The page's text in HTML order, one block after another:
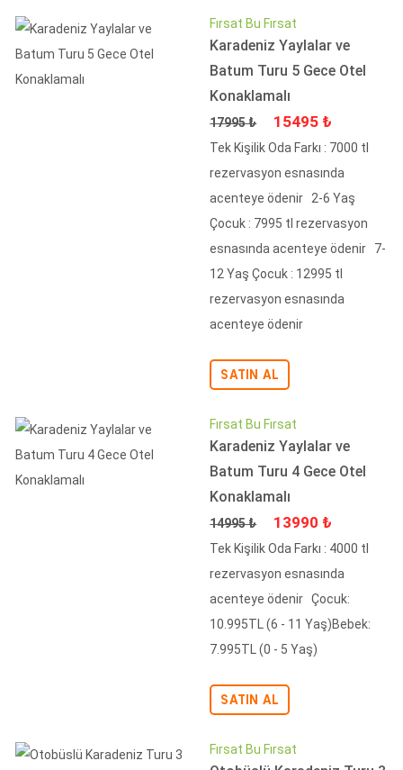
Fırsat Bu Fırsat
Karadeniz Yaylalar ve
Batum Turu 5 Gece Otel
Konaklamalı
Fiyat
17995 ₺ İndirimli Fiyat
15495 ₺
Tek Kişilik Oda Farkı : 7000 tl
rezervasyon esnasında
acenteye ödenir 2-6 Yaş
Çocuk : 7995 tl rezervasyon
esnasında acenteye ödenir 7-
12 Yaş Çocuk : 12995 tl
rezervasyon esnasında
acenteye ödenir
SATIN AL
Fırsat Bu Fırsat
Karadeniz Yaylalar ve
Batum Turu 4 Gece Otel
Konaklamalı
Fiyat
14995 ₺ İndirimli Fiyat
13990 ₺
Tek Kişilik Oda Farkı : 4000 tl
rezervasyon esnasında
acenteye ödenir Çocuk:
10.995TL (6 - 11 Yaş)Bebek:
7.995TL (0 - 5 Yaş)
SATIN AL
Fırsat Bu Fırsat